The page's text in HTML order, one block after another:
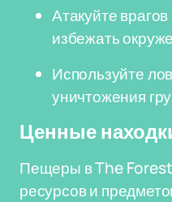
Атакуйте
избежать
Используйте
уничтожения
Ценные
Пещеры в The
ресурсов и